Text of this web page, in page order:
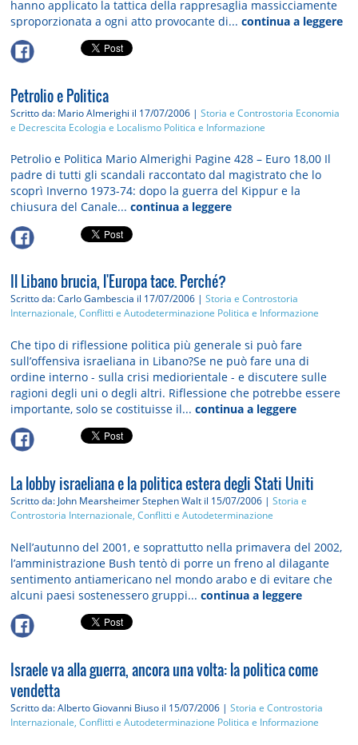
hanno applicato la tattica della rappresaglia massicciamente
sproporzionata a ogni atto provocante di...continua a leggere
Petrolio e Politica
Scritto da: Mario Almerighi il 17/07/2006 |Storia e Controstoria Economia
e Decrescita Ecologia e Localismo Politica e Informazione
Petrolio e Politica Mario Almerighi Pagine 428 – Euro 18,00 Il
padre di tutti gli scandali raccontato dal magistrato che lo
scoprì Inverno 1973-74: dopo la guerra del Kippur e la
chiusura del Canale...continua a leggere
Il Libano brucia, l'Europa tace. Perché?
Scritto da: Carlo Gambescia il 17/07/2006 |Storia e Controstoria
Internazionale, Conflitti e Autodeterminazione Politica e Informazione
Che tipo di riflessione politica più generale si può fare
sull’offensiva israeliana in Libano?Se ne può fare una di
ordine interno - sulla crisi mediorientale - e discutere sulle
ragioni degli uni o degli altri. Riflessione che potrebbe essere
importante, solo se costituisse il...continua a leggere
La lobby israeliana e la politica estera degli Stati Uniti
Scritto da: John Mearsheimer Stephen Walt il 15/07/2006 |Storia e
Controstoria Internazionale, Conflitti e Autodeterminazione
Nell’autunno del 2001, e soprattutto nella primavera del 2002,
l’amministrazione Bush tentò di porre un freno al dilagante
sentimento antiamericano nel mondo arabo e di evitare che
alcuni paesi sostenessero gruppi...continua a leggere
Israele va alla guerra, ancora una volta: la politica come
vendetta
Scritto da: Alberto Giovanni Biuso il 15/07/2006 |Storia e Controstoria
Internazionale, Conflitti e Autodeterminazione Politica e Informazione